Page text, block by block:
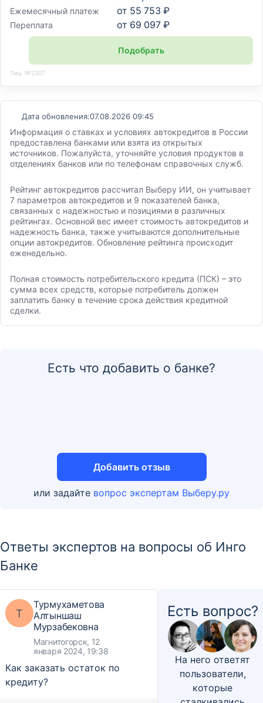
Ежемесячный платеж от 55 753 ₽
Переплата от 69 097 ₽
Подобрать
Лиц. №2307
Дата обновления:07.08.2026 09:45
Информация о ставках и условиях автокредитов в России
предоставлена банками или взята из открытых
источников. Пожалуйста, уточняйте условия продуктов в
отделениях банков или по телефонам справочных служб.
Рейтинг автокредитов рассчитал Выберу ИИ, он учитывает
7 параметров автокредитов и 9 показателей банка,
связанных с надежностью и позициями в различных
рейтингах. Основной вес имеет стоимость автокредитов и
надежность банка, также учитываются дополнительные
опции автокредитов. Обновление рейтинга происходит
еженедельно.
Полная стоимость потребительского кредита (ПСК) – это
сумма всех средств, которые потребитель должен
заплатить банку в течение срока действия кредитной
сделки.
Есть что добавить о банке?
Добавить отзыв
или задайте вопрос экспертам Выберу.ру
Ответы экспертов на вопросы об Инго
Банке
Т
Турмухаметова
Алтыншаш
Мурзабековна
Магнитогорск, 12
января 2024, 19:38
Как заказать остаток по
кредиту?
Есть вопрос?
На него ответят
пользователи,
которые